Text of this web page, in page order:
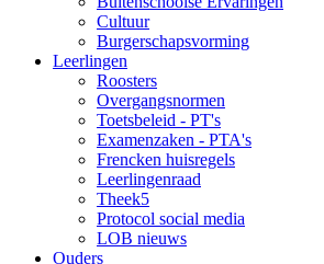
Cultuur
Burgerschapsvorming
Leerlingen
Roosters
Overgangsnormen
Toetsbeleid - PT's
Examenzaken - PTA's
Frencken huisregels
Leerlingenraad
Theek5
Protocol social media
LOB nieuws
Ouders